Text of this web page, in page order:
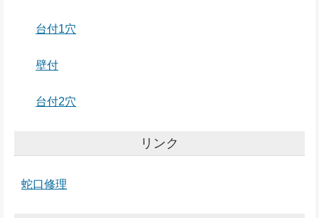
台付1穴
壁付
台付2穴
リンク
蛇口修理